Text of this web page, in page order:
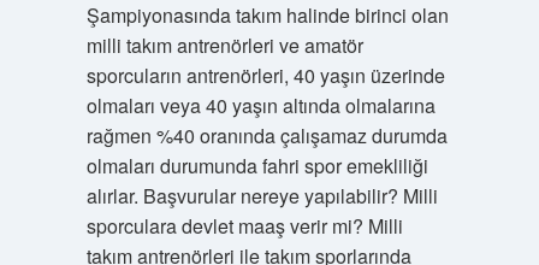
Şampiyonasında takım halinde birinci olan
milli takım antrenörleri ve amatör
sporcuların antrenörleri, 40 yaşın üzerinde
olmaları veya 40 yaşın altında olmalarına
rağmen %40 oranında çalışamaz durumda
olmaları durumunda fahri spor emekliliği
alırlar. Başvurular nereye yapılabilir? Milli
sporculara devlet maaş verir mi? Milli
takım antrenörleri ile takım sporlarında